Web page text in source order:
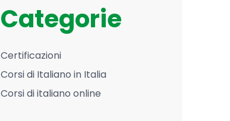
Categorie
Certificazioni
Corsi di Italiano in Italia
Corsi di italiano online